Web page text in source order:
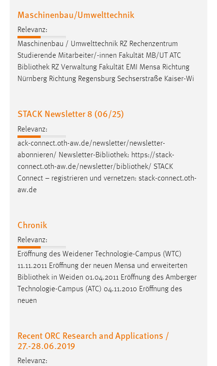
Maschinenbau/Umwelttechnik
Relevanz:
Maschinenbau / Umwelttechnik RZ Rechenzentrum
Studierende Mitarbeiter/-innen Fakultät MB/UT ATC
Bibliothek RZ Verwaltung Fakultät EMI Mensa Richtung
Nürnberg Richtung Regensburg Sechserstraße Kaiser-Wi
STACK Newsletter 8 (06/25)
Relevanz:
ack-connect.oth-aw.de/newsletter/newsletter-
abonnieren/ Newsletter-Bibliothek: https://stack-
connect.oth-aw.de/newsletter/bibliothek/ STACK
Connect – registrieren und vernetzen: stack-connect.oth-
aw.de
Chronik
Relevanz:
Eröffnung des Weidener Technologie-Campus (WTC)
11.11.2011 Eröffnung der neuen Mensa und erweiterten
Bibliothek in Weiden 01.04.2011 Eröffnung des Amberger
Technologie-Campus (ATC) 04.11.2010 Eröffnung des
neuen
Recent ORC Research and Applications /
27.-28.06.2019
Relevanz: